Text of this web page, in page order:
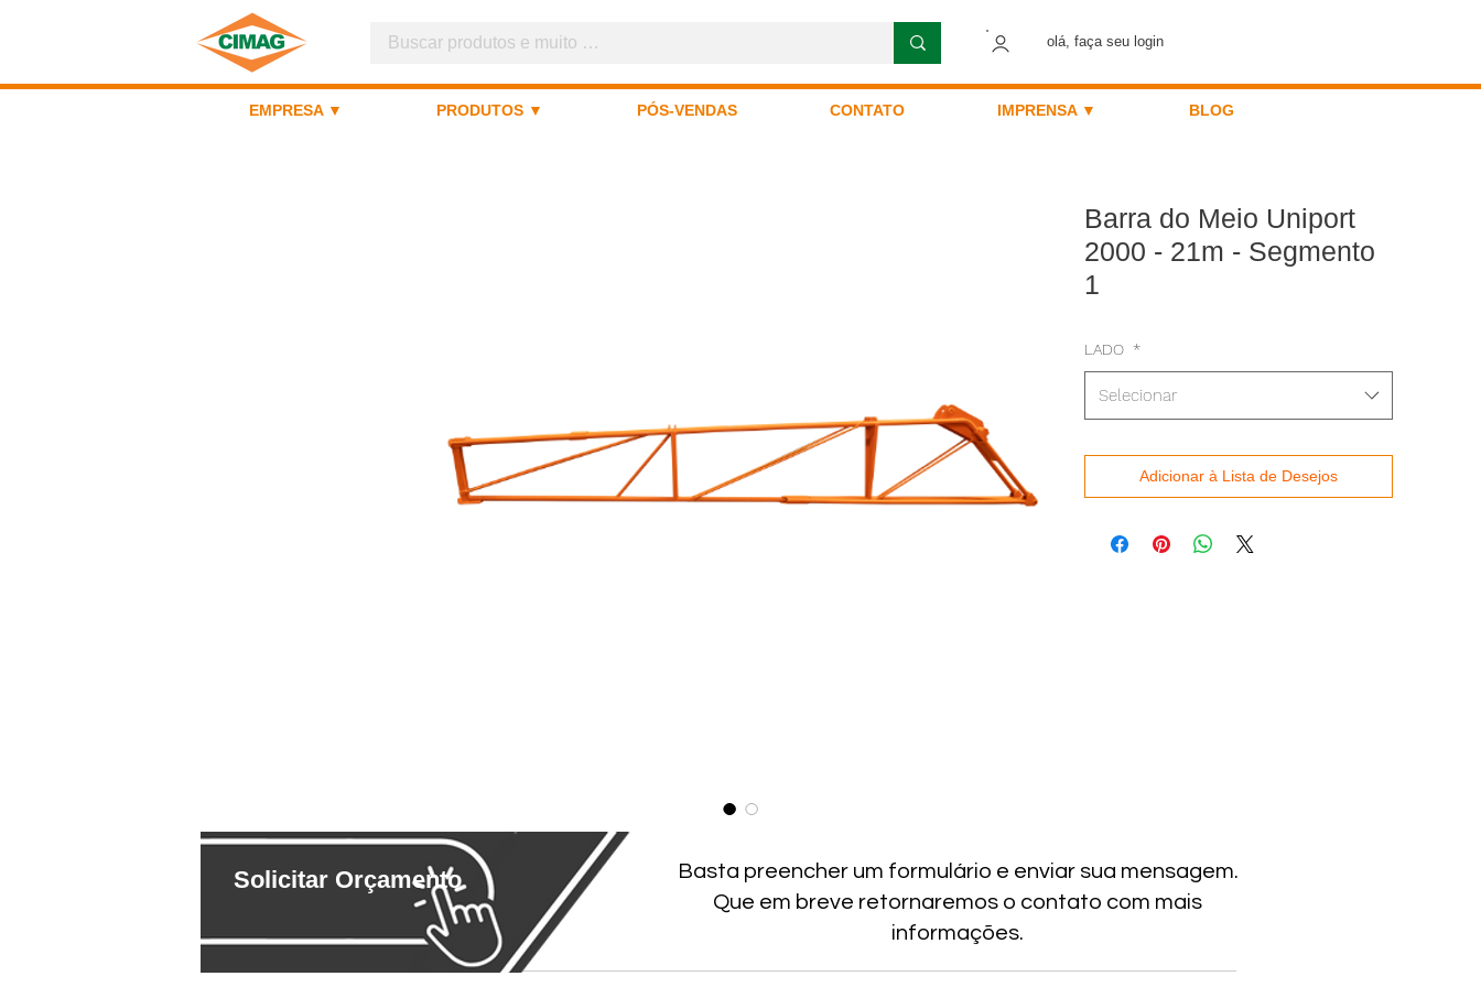
olá, faça seu login
EMPRESA ▼ PRODUTOS ▼ PÓS-VENDAS CONTATO IMPRENSA ▼ BLOG
Barra do Meio Uniport
2000 - 21m - Segmento
1
LADO *
Selecionar
Adicionar à Lista de Desejos
Solicitar Orçamento
Basta preencher um formulário e enviar sua mensagem.
Que em breve retornaremos o contato com mais
informações.